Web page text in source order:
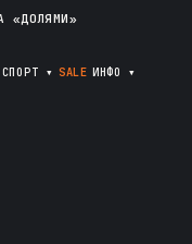
«ДОЛЯМИ»
СПОРТ ▾ SALE ИНФО ▾